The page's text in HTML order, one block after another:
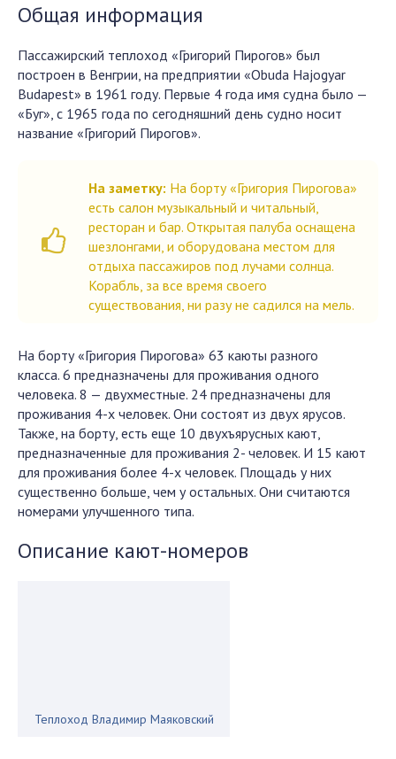
Общая информация
Пассажирский теплоход «Григорий Пирогов» был
построен в Венгрии, на предприятии «Obuda Hajogyar
Budapest» в 1961 году. Первые 4 года имя судна было —
«Буг», с 1965 года по сегодняшний день судно носит
название «Григорий Пирогов».
На заметку: На борту «Григория Пирогова»
есть салон музыкальный и читальный,
ресторан и бар. Открытая палуба оснащена
шезлонгами, и оборудована местом для
отдыха пассажиров под лучами солнца.
Корабль, за все время своего
существования, ни разу не садился на мель.
На борту «Григория Пирогова» 63 каюты разного
класса. 6 предназначены для проживания одного
человека. 8 — двухместные. 24 предназначены для
проживания 4-х человек. Они состоят из двух ярусов.
Также, на борту, есть еще 10 двухъярусных кают,
предназначенные для проживания 2- человек. И 15 кают
для проживания более 4-х человек. Площадь у них
существенно больше, чем у остальных. Они считаются
номерами улучшенного типа.
Описание кают-номеров
Теплоход Владимир Маяковский